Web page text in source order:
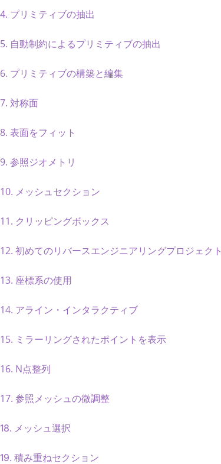
4. プリミティブの抽出
5. 自動制約によるプリミティブの抽出
6. プリミティブの構築と編集
7. 対称面
8. 表面をフィット
9. 参照ジオメトリ
10. メッシュセクション
11. クリッピングボックス
12. 初めてのリバースエンジニアリングプロジェクト
13. 座標系の使用
14. アライン・インタラクティブ
15. ミラーリングされたポイントを表示
16. N点整列
17. 参照メッシュの微調整
18. メッシュ選択
19. 積み重ねセクション